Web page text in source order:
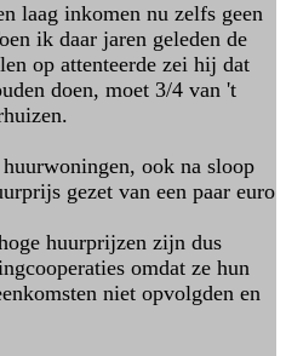
laag inkomen nu zelfs geen
ik daar jaren geleden de
op attenteerde zei hij dat
doen, moet 3/4 van 't
ook na sloop
gezet van een paar euro
huurprijzen zijn dus
omdat ze hun
niet opvolgden en